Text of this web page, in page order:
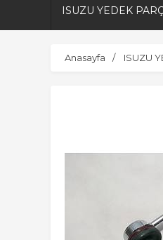
ISUZU YEDEK
Anasayfa ISUZU